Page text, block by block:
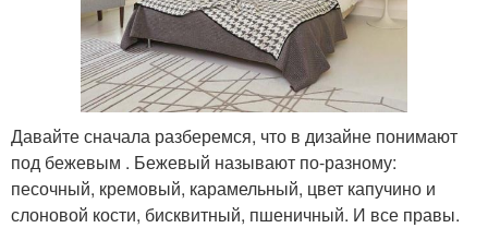
Давайте сначала разберемся, что в дизайне понимают
под бежевым . Бежевый называют по-разному:
песочный, кремовый, карамельный, цвет капучино и
слоновой кости, бисквитный, пшеничный. И все правы.